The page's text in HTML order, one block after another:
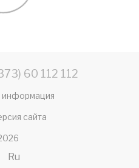
60 112 112
информация
сайта
Ru